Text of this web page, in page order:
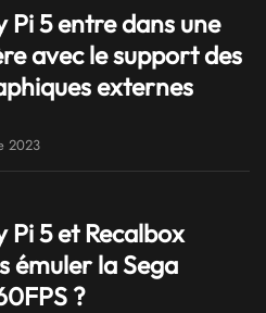
Pi 5 entre dans une
avec le support des
externes
2023
Pi 5 et Recalbox
émuler la Sega
?